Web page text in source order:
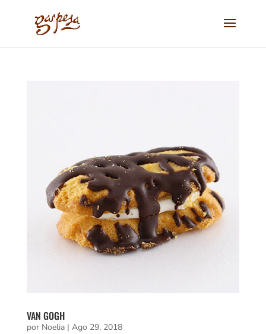
VAN GOGH
por Noelia| Ago 29, 2018